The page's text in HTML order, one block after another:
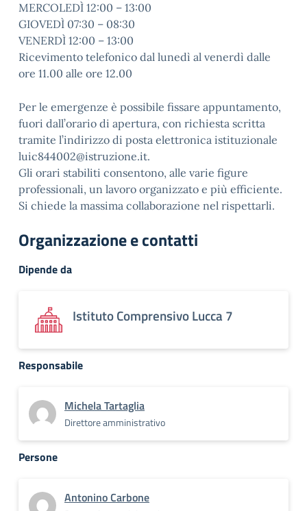
MERCOLEDÌ 12:00 – 13:00
GIOVEDÌ 07:30 – 08:30
VENERDÌ 12:00 – 13:00
Ricevimento telefonico dal lunedì al venerdì dalle
ore 11.00 alle ore 12.00
Per le emergenze è possibile fissare appuntamento,
fuori dall’orario di apertura, con richiesta scritta
tramite l’indirizzo di posta elettronica istituzionale
luic844002@istruzione.it.
Gli orari stabiliti consentono, alle varie figure
professionali, un lavoro organizzato e più efficiente.
Si chiede la massima collaborazione nel rispettarli.
Organizzazione e contatti
Dipende da
Istituto Comprensivo Lucca 7
Responsabile
Michela Tartaglia
Direttore amministrativo
Persone
Antonino Carbone